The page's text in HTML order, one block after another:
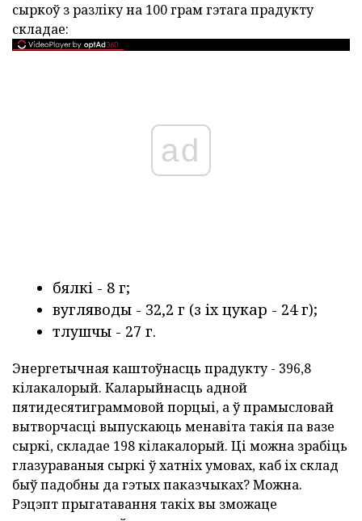
сыркоў з разліку на 100 грам гэтага прадукту
складае:
ad
бялкі - 8 г;
вугляводы - 32,2 г (з іх цукар - 24 г);
тлушчы - 27 г.
Энергетычная каштоўнасць прадукту - 396,8
кілакалорый. Каларыйнасць адной
пятидесятиграммовой порцыі, а ў прамысловай
вытворчасці выпускаюць менавіта такія па вазе
сыркі, складае 198 кілакалорый. Ці можна зрабіць
глазураваныя сыркі ў хатніх умовах, каб іх склад
быў падобны да гэтых паказчыках? Можна.
Рэцэпт прыгатавання такіх вы зможаце